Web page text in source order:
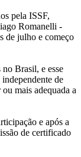
pela ISSF,
Romanelli -
de julho e começo
Brasil, e esse
de
mais adequada a
e após a
de certificado